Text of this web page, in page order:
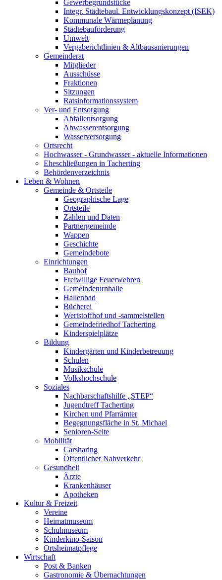
Gewerbegrundstücke
Integr. Städtebaul. Entwicklungskonzept (ISEK)
Kommunale Wärmeplanung
Städtebauförderung
Umwelt
Vergaberichtlinien & Altbausanierungen
Gemeinderat
Mitglieder
Ausschüsse
Fraktionen
Sitzungen
Ratsinformationssystem
Ver- und Entsorgung
Abfallentsorgung
Abwasserentsorgung
Wasserversorgung
Ortsrecht
Hochwasser - Grundwasser - aktuelle Informationen
Eheschließungen in Tacherting
Behördenverzeichnis
Leben & Wohnen
Gemeinde & Ortsteile
Geographische Lage
Ortsteile
Zahlen und Daten
Partnergemeinde
Wappen
Geschichte
Gemeindebote
Einrichtungen
Bauhof
Freiwillige Feuerwehren
Gemeindeturnhalle
Hallenbad
Bücherei
Wertstoffhof und -sammelstellen
Gemeindefriedhof Tacherting
Kinderspielplätze
Bildung
Kindergärten und Kinderbetreuung
Schulen
Musikschule
Volkshochschule
Soziales
Nachbarschaftshilfe „STEP“
Jugendtreff Tacherting
Kirchen und Pfarrämter
Begegnungsfläche in St. Michael
Senioren-Seite
Mobilität
Carsharing
Öffentlicher Nahverkehr
Gesundheit
Ärzte
Krankenhäuser
Apotheken
Kultur & Freizeit
Vereine
Heimatmuseum
Schulmuseum
Kinderkino-Saison
Ortsheimatpflege
Wirtschaft
Post & Banken
Gastronomie & Übernachtungen